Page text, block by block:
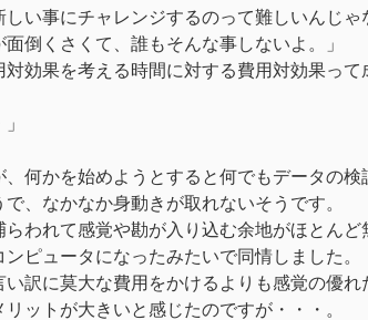
い事にチャレンジするのって難しいんじゃ
倒くさくて、誰もそんな事しないよ。」
対効果を考える時間に対する費用対効果って
、何かを始めようとすると何でもデータの検
、なかなか身動きが取れないそうです。
らわれて感覚や勘が入り込む余地がほとんど
ピュータになったみたいで同情しました。
い訳に莫大な費用をかけるよりも感覚の優れ
ットが大きいと感じたのですが・・・。